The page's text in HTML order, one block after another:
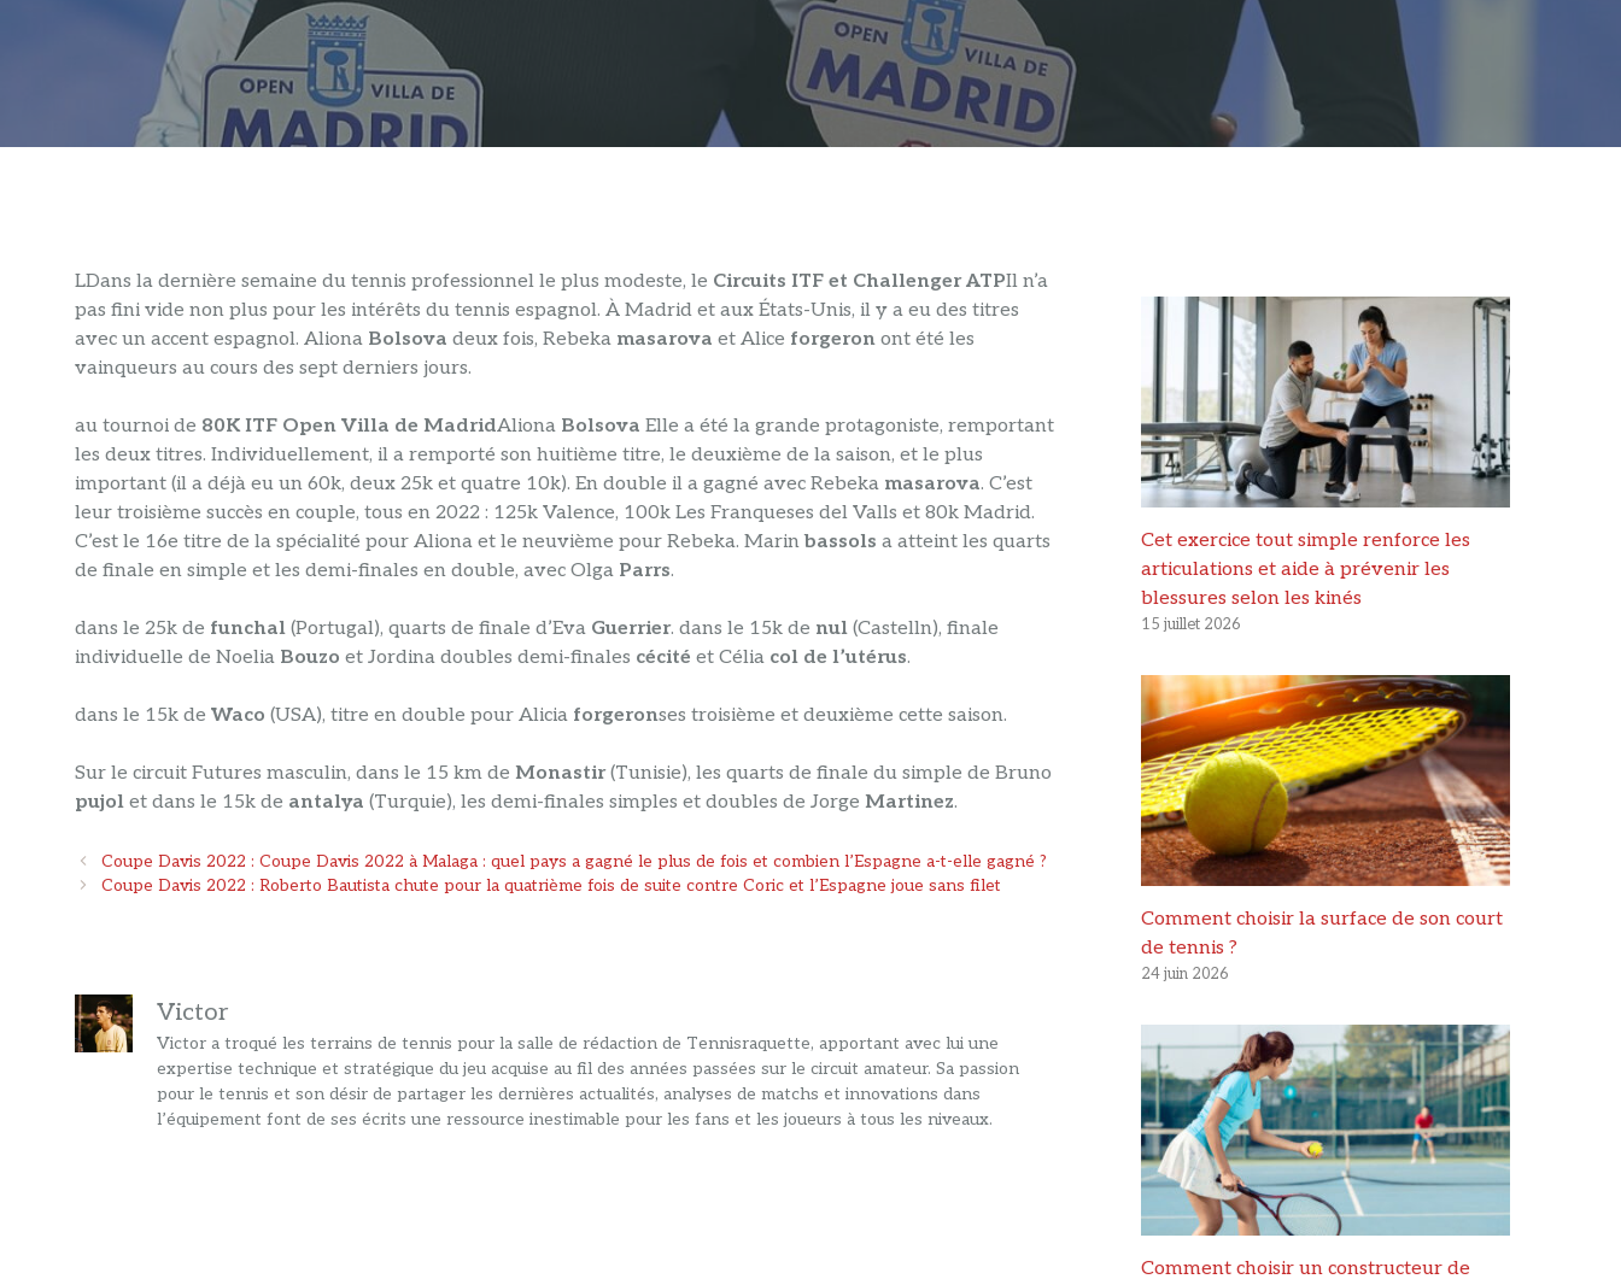
LDans la dernière semaine du tennis professionnel le plus modeste, le Circuits ITF et Challenger ATPIl n’a
pas fini vide non plus pour les intérêts du tennis espagnol. À Madrid et aux États-Unis, il y a eu des titres
avec un accent espagnol. Aliona Bolsova deux fois, Rebeka masarova et Alice forgeron ont été les
vainqueurs au cours des sept derniers jours.
au tournoi de 80K ITF Open Villa de MadridAliona Bolsova Elle a été la grande protagoniste, remportant
les deux titres. Individuellement, il a remporté son huitième titre, le deuxième de la saison, et le plus
important (il a déjà eu un 60k, deux 25k et quatre 10k). En double il a gagné avec Rebeka masarova. C’est
leur troisième succès en couple, tous en 2022 : 125k Valence, 100k Les Franqueses del Valls et 80k Madrid.
C’est le 16e titre de la spécialité pour Aliona et le neuvième pour Rebeka. Marinbassols a atteint les quarts
de finale en simple et les demi-finales en double, avec Olga Parrs.
dans le 25k de funchal (Portugal), quarts de finale d’Eva Guerrier. dans le 15k de nul (Castelln), finale
individuelle de Noelia Bouzo et Jordina doubles demi-finales cécité et Célia col de l’utérus.
dans le 15k de Waco (USA), titre en double pour Alicia forgeronses troisième et deuxième cette saison.
Sur le circuit Futures masculin, dans le 15 km de Monastir(Tunisie), les quarts de finale du simple de Bruno
pujol et dans le 15k de antalya (Turquie), les demi-finales simples et doubles de Jorge Martinez.
Navigation
des
Coupe Davis 2022 : Coupe Davis 2022 à Malaga : quel pays a gagné le plus de fois et combien l’Espagne a-t-elle gagné ?
Coupe Davis 2022 : Roberto Bautista chute pour la quatrième fois de suite contre Coric et l’Espagne joue sans filet
Victor
Victor a troqué les terrains de tennis pour la salle de rédaction de Tennisraquette, apportant avec lui une
expertise technique et stratégique du jeu acquise au fil des années passées sur le circuit amateur. Sa passion
pour le tennis et son désir de partager les dernières actualités, analyses de matchs et innovations dans
l’équipement font de ses écrits une ressource inestimable pour les fans et les joueurs à tous les niveaux.
Cet exercice tout simple renforce les
articulations et aide à prévenir les
blessures selon les kinés
15 juillet 2026
Comment choisir la surface de son court
de tennis ?
24 juin 2026
Comment choisir un constructeur de